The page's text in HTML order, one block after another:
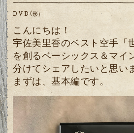
D V D (形）
こんにちは！
宇佐美里香のベスト空手「
を創るベーシックス＆マイ
分けてシェアしたいと思い
まずは、基本編です。